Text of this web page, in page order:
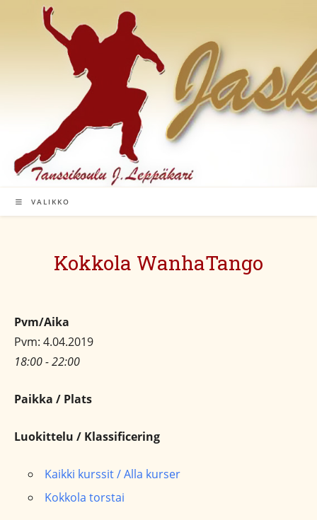
VALIKKO
Kokkola WanhaTango
Pvm/Aika
Pvm: 4.04.2019
18:00 - 22:00
Paikka / Plats
Luokittelu / Klassificering
Kaikki kurssit / Alla kurser
Kokkola torstai